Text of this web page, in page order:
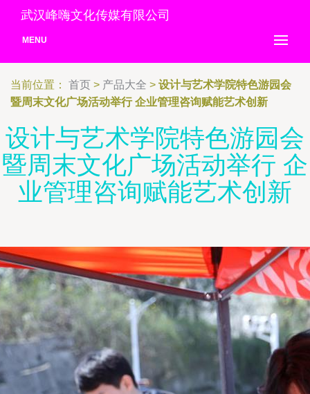
武汉峰嗨文化传媒有限公司
MENU
当前位置： 首页 > 产品大全 > 设计与艺术学院特色游园会
暨周末文化广场活动举行 企业管理咨询赋能艺术创新
设计与艺术学院特色游园会
暨周末文化广场活动举行 企
业管理咨询赋能艺术创新